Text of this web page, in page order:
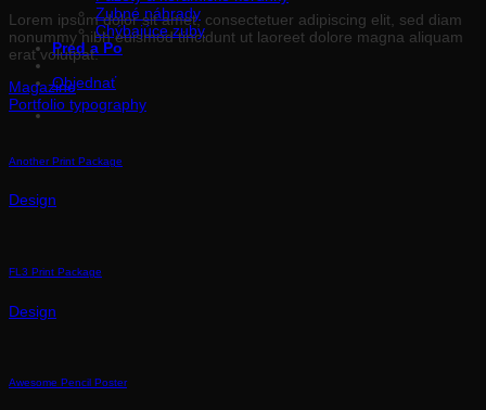
Zubné náhrady
Chýbajúce zuby
Pred a Po
Objednať
Lorem ipsum dolor sit amet, consectetuer adipiscing elit, sed diam
nonummy nibh euismod tincidunt ut laoreet dolore magna aliquam
erat volutpat.
Magazine
Portfolio typography
Another Print Package
Design
FL3 Print Package
Design
Awesome Pencil Poster